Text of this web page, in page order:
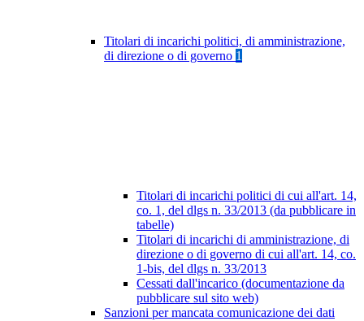
Titolari di incarichi politici, di amministrazione,
di direzione o di governo 1
Titolari di incarichi politici di cui all'art. 14,
co. 1, del dlgs n. 33/2013 (da pubblicare in
tabelle)
Titolari di incarichi di amministrazione, di
direzione o di governo di cui all'art. 14, co.
1-bis, del dlgs n. 33/2013
Cessati dall'incarico (documentazione da
pubblicare sul sito web)
Sanzioni per mancata comunicazione dei dati